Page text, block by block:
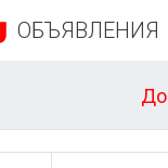
ОБЪЯВЛЕНИЯ